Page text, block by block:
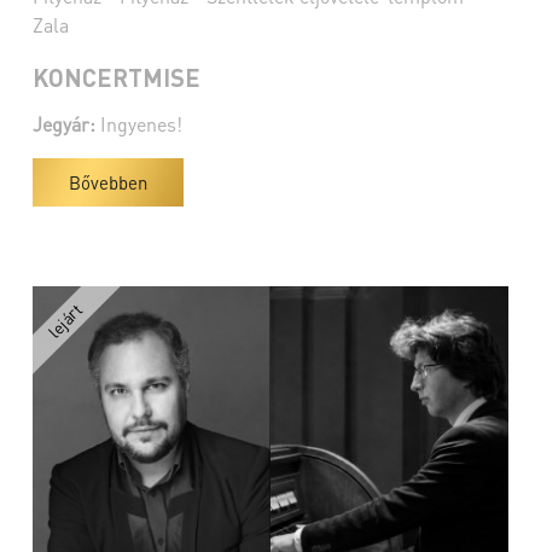
Zala
KONCERTMISE
Jegyár: Ingyenes!
Bővebben